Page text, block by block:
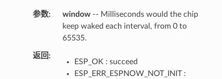
参数 window-- Milliseconds would the chip
keep waked each interval, from 0 to
65535.
返回
ESP_OK : succeed
ESP_ERR_ESPNOW_NOT_INIT :